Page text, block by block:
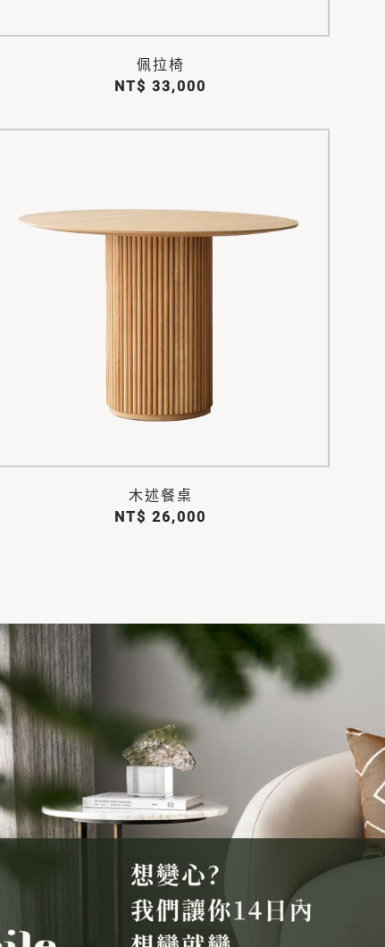
佩拉椅
NT$ 33,000
木述餐桌
NT$ 26,000